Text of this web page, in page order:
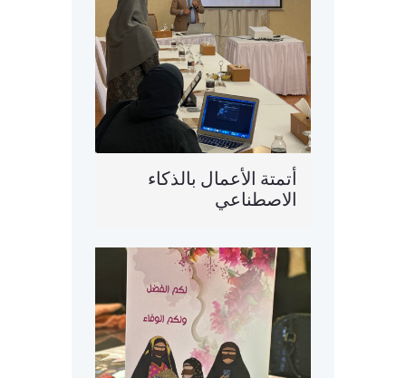
أتمتة الأعمال بالذكاء
الاصطناعي